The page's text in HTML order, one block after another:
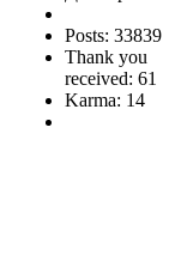
Posts: 33839
Thank you
received: 61
Karma: 14